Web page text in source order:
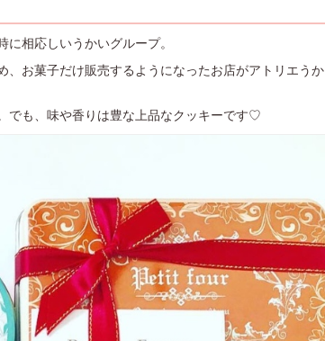
相応しいうかいグループ。
、お菓子だけ販売するようになったお店がアトリエうか
でも、味や香りは豊な上品なクッキーです♡